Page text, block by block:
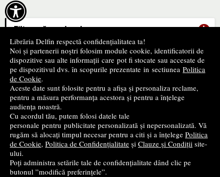

Librăria Delfin respectă confidențialitatea ta!
Noi și partenerii noștri folosim module cookie, identificatorii de
dispozitive sau alte informații care pot fi stocate sau accesate de
pe dispozitivul dvs. în scopurile prezentate in sectiunea Politica
de Cookie.
Aceste date sunt folosite pentru a afișa și personaliza reclame,
pentru a măsura performanța acestora și pentru a înțelege
audiența noastră.
Cu acordul tău, putem folosi datele tale
personale pentru publicitate personalizată și nepersonalizată. Vă
rugăm să alocați timpul necesar pentru a citi și a înțelege Politica
de Cookie, Politica de Confidențialitate și Clauze și Condiții site-
ului.
Poți administra setările tale de confidențialitate dând clic pe
butonul ”modifică preferințele”.
Filtrează produsele +
Categorii librarie online +
Edituri /Promotii
Newsletter
Fii primul care află despre produsele noi și reducerile apărute
pe site-ul nostru!